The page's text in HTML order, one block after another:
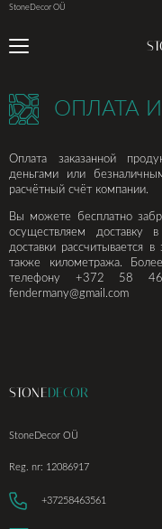
StoneDecor OÜ
ОПЛАТА
Оплата заказанной
деньгами или
расчётный счёт компании.
Вы можете бесплатно
осуществляем доставку
доставки рассчитывается
также километража.
телефону
+372 58
fendermany@gmail.com
STONEDECOR
StoneDecor OÜ
Reg. nr: 12086917
+37258463561